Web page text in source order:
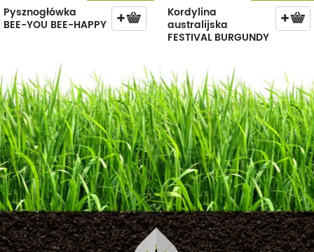
Pysznogłówka
BEE-YOU BEE-HAPPY
Kordylina
australijska
FESTIVAL BURGUNDY